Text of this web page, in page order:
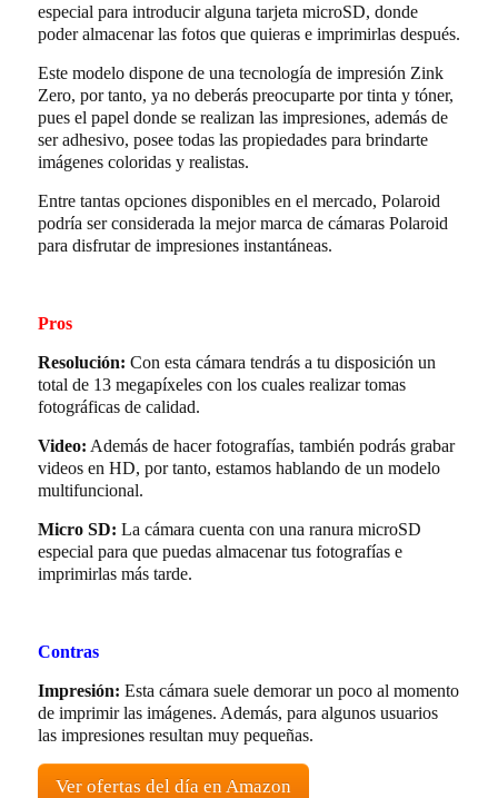
especial para introducir alguna tarjeta microSD, donde
poder almacenar las fotos que quieras e imprimirlas después.
Este modelo dispone de una tecnología de impresión Zink
Zero, por tanto, ya no deberás preocuparte por tinta y tóner,
pues el papel donde se realizan las impresiones, además de
ser adhesivo, posee todas las propiedades para brindarte
imágenes coloridas y realistas.
Entre tantas opciones disponibles en el mercado, Polaroid
podría ser considerada la mejor marca de cámaras Polaroid
para disfrutar de impresiones instantáneas.
Pros
Resolución: Con esta cámara tendrás a tu disposición un
total de 13 megapíxeles con los cuales realizar tomas
fotográficas de calidad.
Video: Además de hacer fotografías, también podrás grabar
videos en HD, por tanto, estamos hablando de un modelo
multifuncional.
Micro SD: La cámara cuenta con una ranura microSD
especial para que puedas almacenar tus fotografías e
imprimirlas más tarde.
Contras
Impresión: Esta cámara suele demorar un poco al momento
de imprimir las imágenes. Además, para algunos usuarios
las impresiones resultan muy pequeñas.
Ver ofertas del día en Amazon